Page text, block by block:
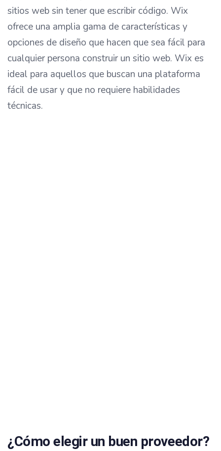
sitios web sin tener que escribir código. Wix
ofrece una amplia gama de características y
opciones de diseño que hacen que sea fácil para
cualquier persona construir un sitio web. Wix es
ideal para aquellos que buscan una plataforma
fácil de usar y que no requiere habilidades
técnicas.
¿Cómo elegir un buen proveedor?